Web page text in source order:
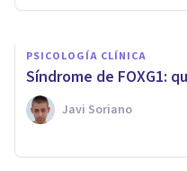
PSICOLOGÍA CLÍNICA
Síndrome de FOXG1:
Javi Soriano